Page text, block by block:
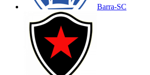
Barra-SC